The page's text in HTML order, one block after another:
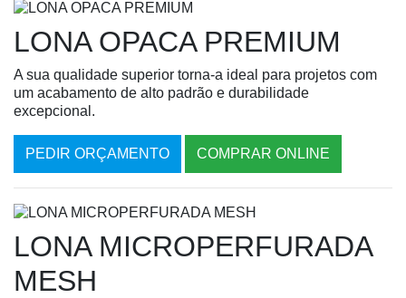
LONA OPACA PREMIUM
A sua qualidade superior torna-a ideal para projetos com
um acabamento de alto padrão e durabilidade
excepcional.
PEDIR ORÇAMENTO COMPRAR ONLINE
LONA MICROPERFURADA
MESH